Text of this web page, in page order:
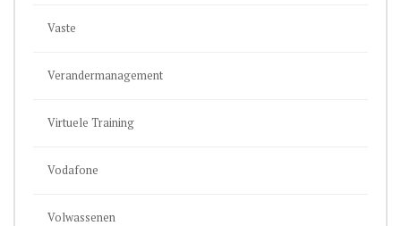
Vaste
Verandermanagement
Virtuele Training
Vodafone
Volwassenen